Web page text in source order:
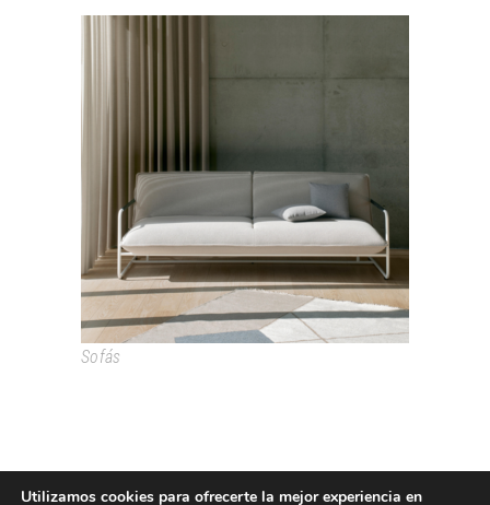
NOVA
Sofás
Utilizamos cookies para ofrecerte la mejor experiencia en